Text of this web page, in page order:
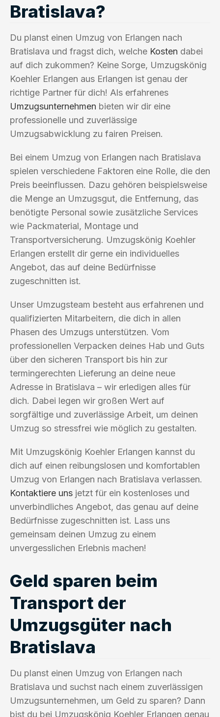
Bratislava?
Du planst einen Umzug von Erlangen nach
Bratislava und fragst dich, welche Kosten dabei
auf dich zukommen? Keine Sorge, Umzugskönig
Koehler Erlangen aus Erlangen ist genau der
richtige Partner für dich! Als erfahrenes
Umzugsunternehmen bieten wir dir eine
professionelle und zuverlässige
Umzugsabwicklung zu fairen Preisen.
Bei einem Umzug von Erlangen nach Bratislava
spielen verschiedene Faktoren eine Rolle, die den
Preis beeinflussen. Dazu gehören beispielsweise
die Menge an Umzugsgut, die Entfernung, das
benötigte Personal sowie zusätzliche Services
wie Packmaterial, Montage und
Transportversicherung. Umzugskönig Koehler
Erlangen erstellt dir gerne ein individuelles
Angebot, das auf deine Bedürfnisse
zugeschnitten ist.
Unser Umzugsteam besteht aus erfahrenen und
qualifizierten Mitarbeitern, die dich in allen
Phasen des Umzugs unterstützen. Vom
professionellen Verpacken deines Hab und Guts
über den sicheren Transport bis hin zur
termingerechten Lieferung an deine neue
Adresse in Bratislava – wir erledigen alles für
dich. Dabei legen wir großen Wert auf
sorgfältige und zuverlässige Arbeit, um deinen
Umzug so stressfrei wie möglich zu gestalten.
Mit Umzugskönig Koehler Erlangen kannst du
dich auf einen reibungslosen und komfortablen
Umzug von Erlangen nach Bratislava verlassen.
Kontaktiere uns jetzt für ein kostenloses und
unverbindliches Angebot, das genau auf deine
Bedürfnisse zugeschnitten ist. Lass uns
gemeinsam deinen Umzug zu einem
unvergesslichen Erlebnis machen!
Geld sparen beim
Transport der
Umzugsgüter nach
Bratislava
Du planst einen Umzug von Erlangen nach
Bratislava und suchst nach einem zuverlässigen
Umzugsunternehmen, um Geld zu sparen? Dann
bist du bei Umzugskönig Koehler Erlangen genau